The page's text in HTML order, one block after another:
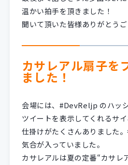
温かい拍手を頂きました！
聞いて頂いた皆様ありがとうご
カサレアル扇子を
ました！
会場には、#DevReljp のハッ
ツイートを表示してくれるサ
仕掛けがたくさんありました
気合が入っていました。
カサレアルは夏の定番“カサレ